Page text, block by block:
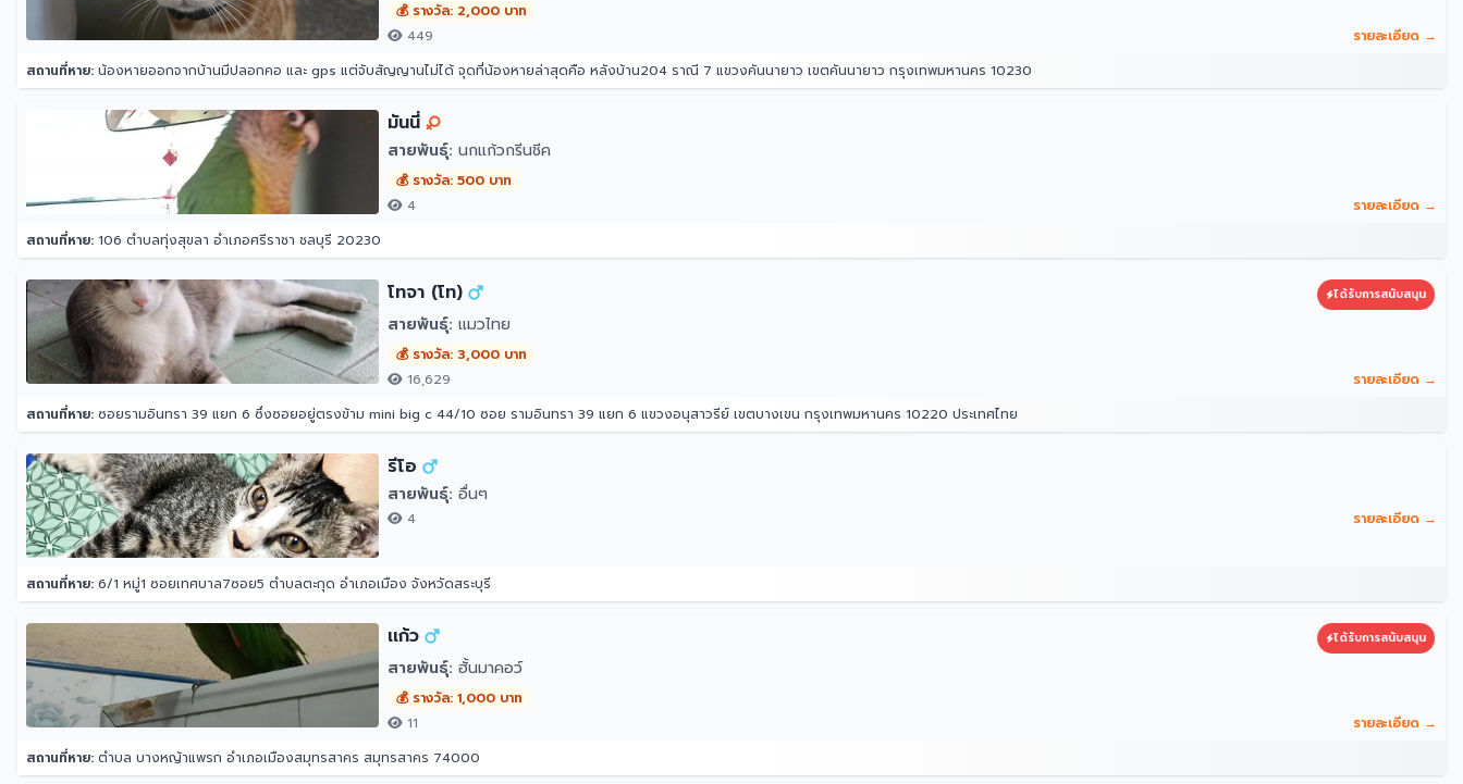
💰 รางวัล: 2,000 บาท
449
รายละเอียด →
สถานที่หาย: น้องหายออกจากบ้านมีปลอกคอ และ gps แต่จับสัญญานไม่ได้ จุดที่น้องหายล่าสุดคือ หลังบ้าน204 ราณี 7 แขวงคันนายาว เขตคันนายาว กรุงเทพมหานคร 10230
มันนี่
สายพันธุ์: นกแก้วกรีนชีค
💰 รางวัล: 500 บาท
4
รายละเอียด →
สถานที่หาย: 106 ตำบลทุ่งสุขลา อำเภอศรีราชา ชลบุรี 20230
โทจา (โท) ได้รับการสนับสนุน
สายพันธุ์: แมวไทย
💰 รางวัล: 3,000 บาท
16,629
รายละเอียด →
สถานที่หาย: ซอยรามอินทรา 39 แยก 6 ซึ่งซอยอยู่ตรงข้าม mini big c 44/10 ซอย รามอินทรา 39 แยก 6 แขวงอนุสาวรีย์ เขตบางเขน กรุงเทพมหานคร 10220 ประเทศไทย
รีโอ
สายพันธุ์: อื่นๆ
4 รายละเอียด →
สถานที่หาย: 6/1 หมู่1 ซอยเทศบาล7ซอย5 ตำบลตะกุด อำเภอเมือง จังหวัดสระบุรี
เเก้ว ได้รับการสนับสนุน
สายพันธุ์: ฮั้นมาคอว์
💰 รางวัล: 1,000 บาท
11
รายละเอียด →
สถานที่หาย: ตำบล บางหญ้าแพรก อำเภอเมืองสมุทรสาคร สมุทรสาคร 74000